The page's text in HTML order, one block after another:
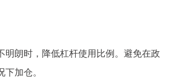
明朗时，降低杠杆使用比例。避免在政
加仓。